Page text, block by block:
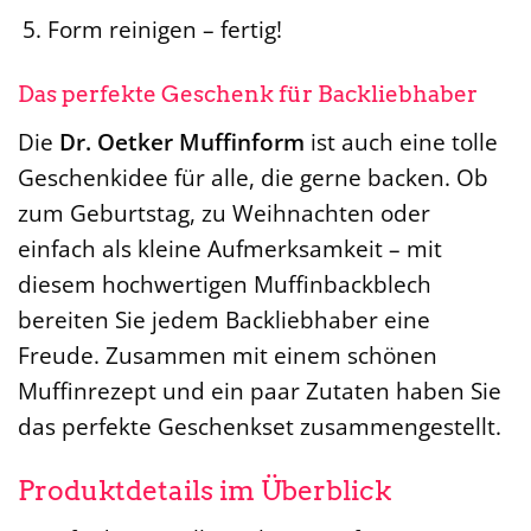
Form reinigen – fertig!
Das perfekte Geschenk für Backliebhaber
Die Dr. Oetker Muffinform ist auch eine tolle
Geschenkidee für alle, die gerne backen. Ob
zum Geburtstag, zu Weihnachten oder
einfach als kleine Aufmerksamkeit – mit
diesem hochwertigen Muffinbackblech
bereiten Sie jedem Backliebhaber eine
Freude. Zusammen mit einem schönen
Muffinrezept und ein paar Zutaten haben Sie
das perfekte Geschenkset zusammengestellt.
Produktdetails im Überblick